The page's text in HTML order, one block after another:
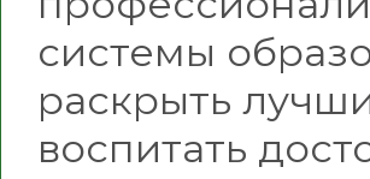
системы
раскрыть
воспитать